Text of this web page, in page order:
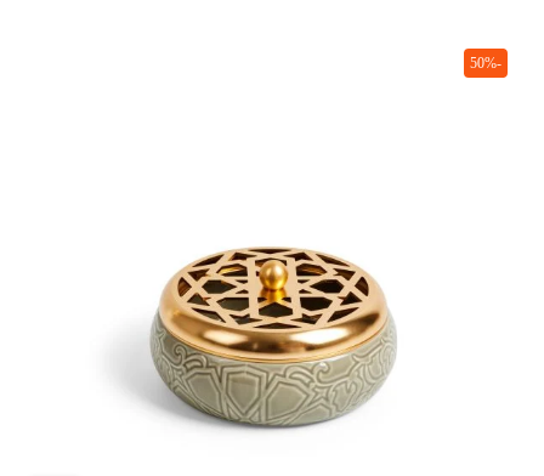
-50%